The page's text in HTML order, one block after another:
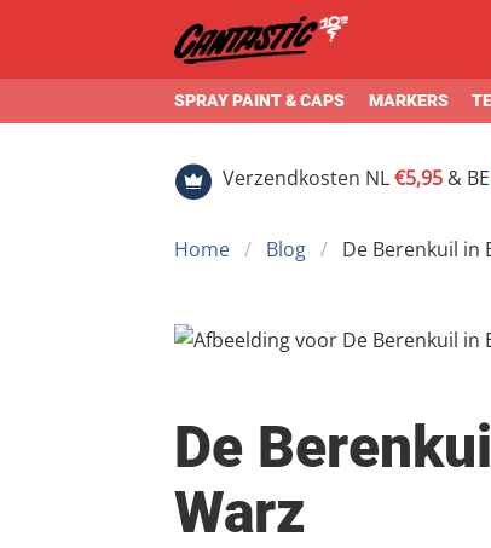
SPRAY PAINT & CAPS MARKERS
Verzendkosten NL€5,95 & BE
Home Blog De Berenkuil in
De
Warz